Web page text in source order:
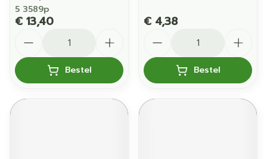
5 3589p
€ 13,40
Bestel
€ 4,38
Bestel